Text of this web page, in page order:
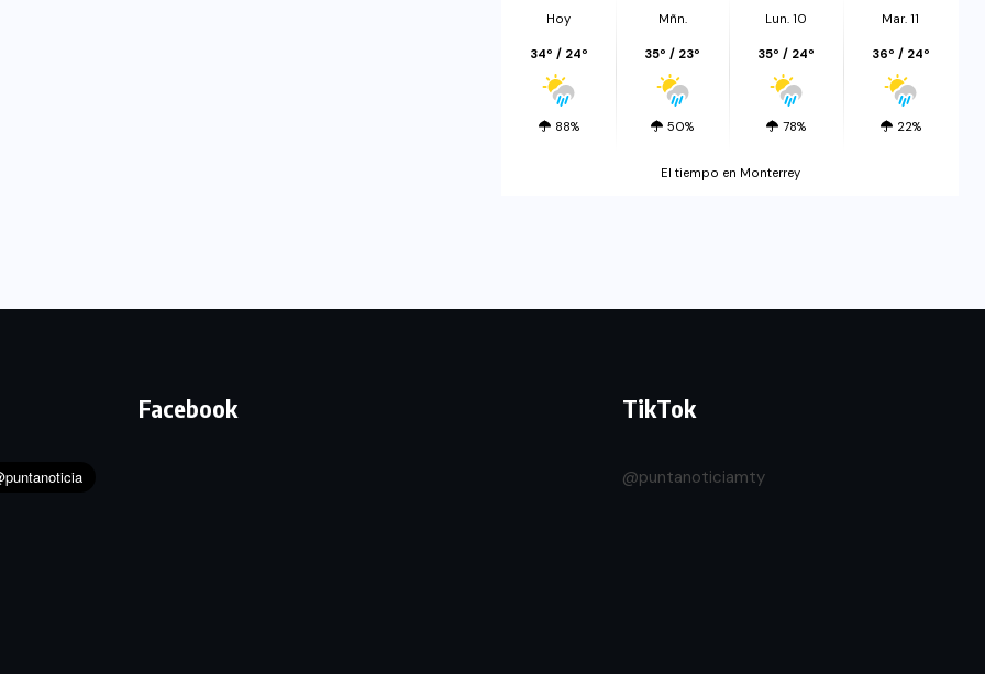
Hoy
34º / 24º
88%
Mñn.
35º / 23º
50%
Lun. 10
35º / 24º
78%
Mar. 11
36º / 24º
22%
El tiempo en Monterrey
Facebook TikTok
@puntanoticiamty